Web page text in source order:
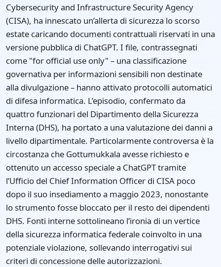
Cybersecurity and Infrastructure Security Agency
(CISA), ha innescato un’allerta di sicurezza lo scorso
estate caricando documenti contrattuali riservati in una
versione pubblica di ChatGPT. I file, contrassegnati
come "for official use only" – una classificazione
governativa per informazioni sensibili non destinate
alla divulgazione – hanno attivato protocolli automatici
di difesa informatica. L’episodio, confermato da
quattro funzionari del Dipartimento della Sicurezza
Interna (DHS), ha portato a una valutazione dei danni a
livello dipartimentale. Particolarmente controversa è la
circostanza che Gottumukkala avesse richiesto e
ottenuto un accesso speciale a ChatGPT tramite
l’Ufficio del Chief Information Officer di CISA poco
dopo il suo insediamento a maggio 2023, nonostante
lo strumento fosse bloccato per il resto dei dipendenti
DHS. Fonti interne sottolineano l’ironia di un vertice
della sicurezza informatica federale coinvolto in una
potenziale violazione, sollevando interrogativi sui
criteri di concessione delle autorizzazioni.